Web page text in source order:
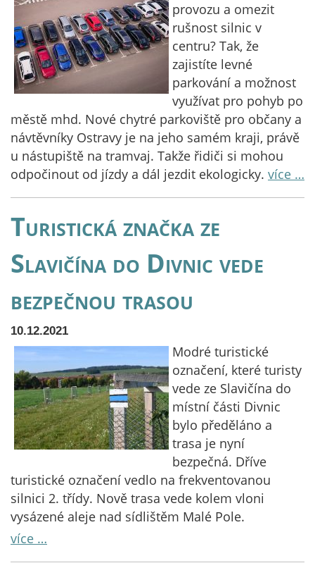
provozu a omezit
rušnost silnic v
centru? Tak, že
zajistíte levné
parkování a možnost
využívat pro pohyb po
městě mhd. Nové chytré parkoviště pro občany a
návtěvníky Ostravy je na jeho samém kraji, právě
u nástupiště na tramvaj. Takže řidiči si mohou
odpočinout od jízdy a dál jezdit ekologicky. více …
Turistická značka ze
Slavičína do Divnic vede
bezpečnou trasou
10.12.2021
Modré turistické
označení, které turisty
vede ze Slavičína do
místní části Divnic
bylo předěláno a
trasa je nyní
bezpečná. Dříve
turistické označení vedlo na frekventovanou
silnici 2. třídy. Nově trasa vede kolem vloni
vysázené aleje nad sídlištěm Malé Pole.
více …